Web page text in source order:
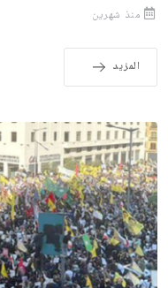
منذ شهرين
المزيد